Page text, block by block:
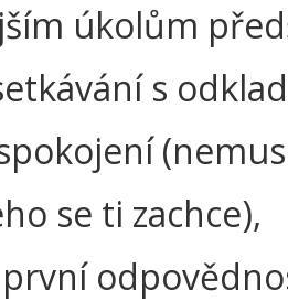
úkolům
s
se ti zachce),